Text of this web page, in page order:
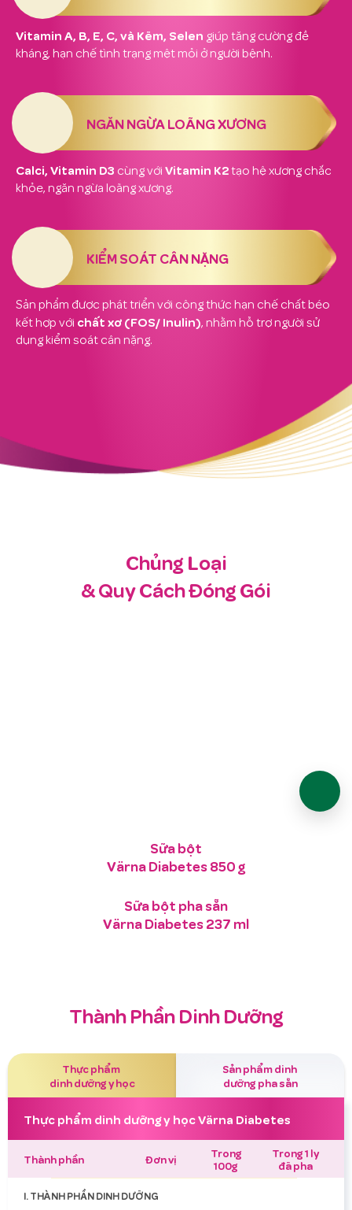
Vitamin A, B, E, C, và Kẽm, Selen giúp tăng cường đề
kháng, hạn chế tình trạng mệt mỏi ở người bệnh.
NGĂN NGỪA LOÃNG XƯƠNG
Calci, Vitamin D3 cùng với Vitamin K2tạo hệ xương chắc
khỏe, ngăn ngừa loãng xương.
KIỂM SOÁT CÂN NẶNG
Sản phẩm được phát triển với công thức hạn chế chất béo
kết hợp với chất xơ (FOS/ Inulin), nhằm hỗ trợ người sử
dụng kiểm soát cân nặng.
Chủng Loại
& Quy Cách Đóng Gói
Sữa bột
Värna Diabetes 850 g
Sữa bột pha sẵn
Värna Diabetes 237 ml
Thành Phần Dinh Dưỡng
Thực phẩm
dinh dưỡng y học
Sản phẩm dinh
dưỡng pha sẵn
Thực phẩm dinh dưỡng y học Värna Diabetes
Thành phần Đơn vị
Trong
100g
Trong 1 ly
đã pha
I. THÀNH PHẦN DINH DƯỠNG